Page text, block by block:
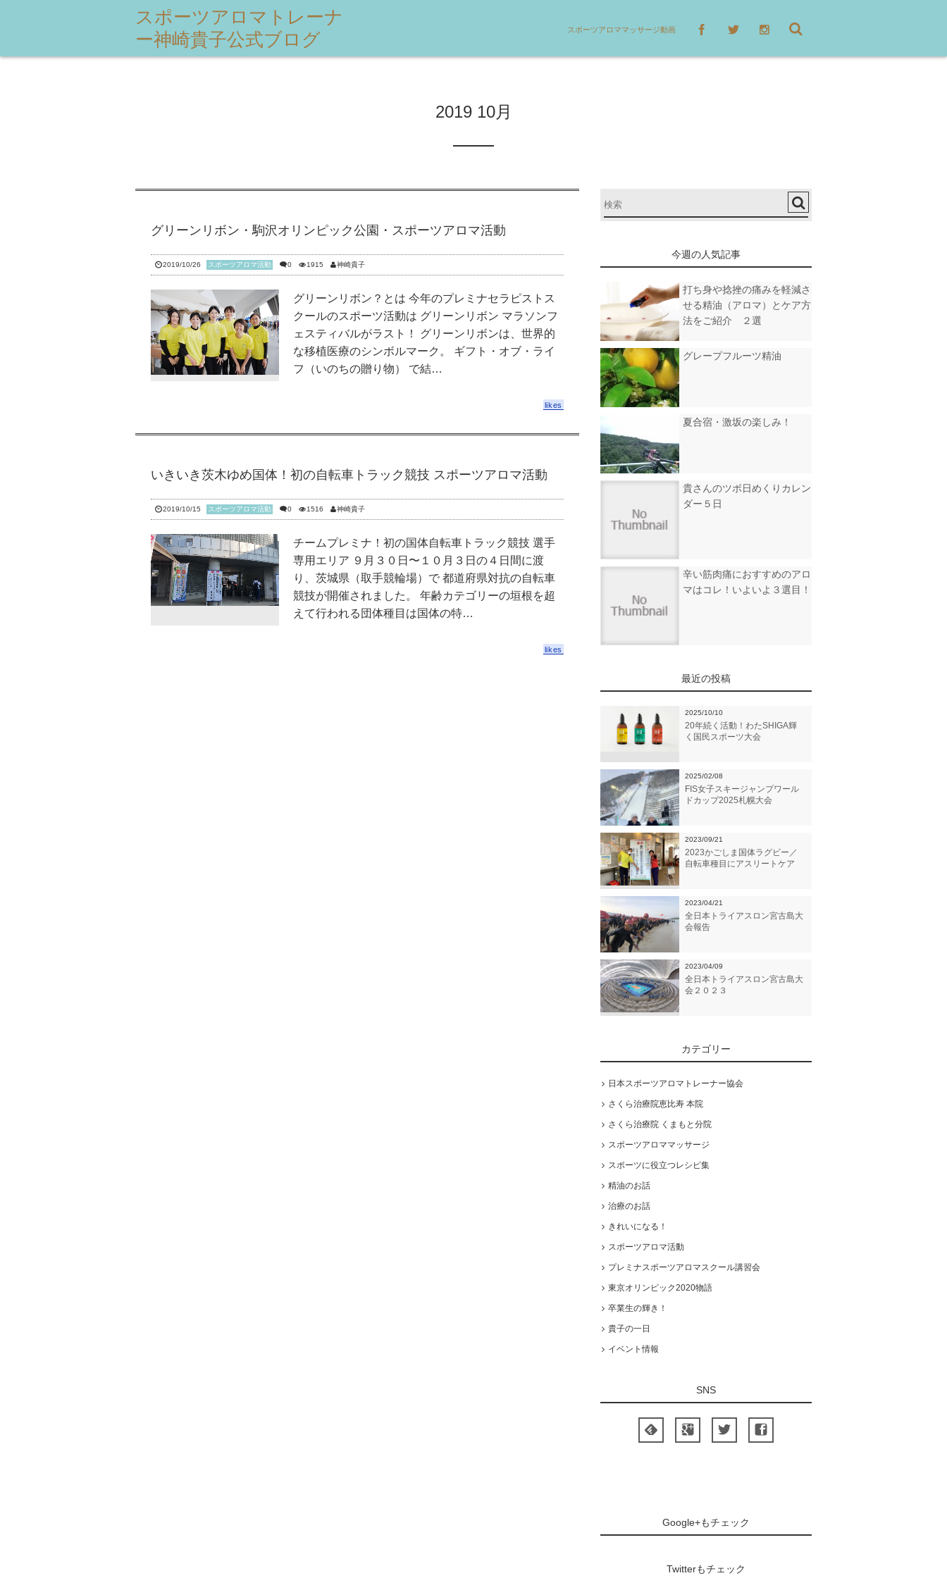
スポーツアロマトレーナ
ー神崎貴子公式ブログ
スポーツアロママッサージ動画
2019 10月
グリーンリボン・駒沢オリンピック公園・スポーツアロマ活動
2019/10/26 スポーツアロマ活動 0 1915 神崎貴子
グリーンリボン？とは 今年のプレミナセラピストス
クールのスポーツ活動は グリーンリボン マラソンフ
ェスティバルがラスト！ グリーンリボンは、世界的
な移植医療のシンボルマーク。 ギフト・オブ・ライ
フ（いのちの贈り物） で結…
likes
いきいき茨木ゆめ国体！初の自転車トラック競技 スポーツアロマ活動
2019/10/15 スポーツアロマ活動 0 1516 神崎貴子
チームプレミナ！初の国体自転車トラック競技 選手
専用エリア ９月３０日〜１０月３日の４日間に渡
り、茨城県（取手競輪場）で 都道府県対抗の自転車
競技が開催されました。 年齢カテゴリーの垣根を超
えて行われる団体種目は国体の特…
likes
今週の人気記事
打ち身や捻挫の痛みを軽減さ
せる精油（アロマ）とケア方
法をご紹介 ２選
グレープフルーツ精油
夏合宿・激坂の楽しみ！
貴さんのツボ日めくりカレン
ダー５日
辛い筋肉痛におすすめのアロ
マはコレ！いよいよ３選目！
最近の投稿
2025/10/10
20年続く活動！わたSHIGA輝
く国民スポーツ大会
2025/02/08
FIS女子スキージャンプワール
ドカップ2025札幌大会
2023/09/21
2023かごしま国体ラグビー／
自転車種目にアスリートケア
2023/04/21
全日本トライアスロン宮古島大
会報告
2023/04/09
全日本トライアスロン宮古島大
会２０２３
カテゴリー
日本スポーツアロマトレーナー協会
さくら治療院恵比寿 本院
さくら治療院 くまもと分院
スポーツアロママッサージ
スポーツに役立つレシピ集
精油のお話
治療のお話
きれいになる！
スポーツアロマ活動
プレミナスポーツアロマスクール講習会
東京オリンピック2020物語
卒業生の輝き！
貴子の一日
イベント情報
SNS
Google+もチェック
Twitterもチェック